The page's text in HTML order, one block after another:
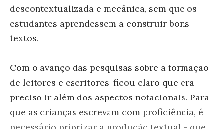
descontextualizada e mecânica, sem que os
estudantes aprendessem a construir bons
textos.
Com o avanço das pesquisas sobre a formação
de leitores e escritores, ficou claro que era
preciso ir além dos aspectos notacionais. Para
que as crianças escrevam com proficiência, é